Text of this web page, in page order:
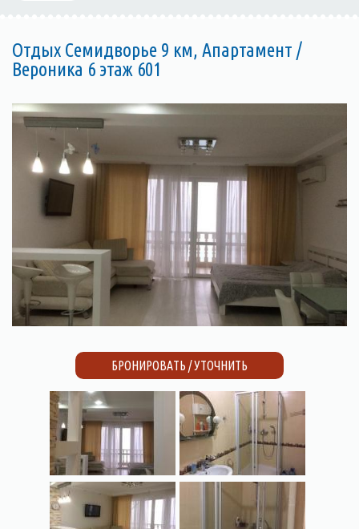
Отдых Семидворье 9 км, Апартамент /
Вероника 6 этаж 601
БРОНИРОВАТЬ / УТОЧНИТЬ